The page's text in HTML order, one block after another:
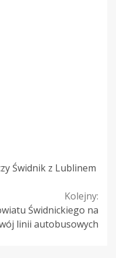
Świdnik z Lublinem
Kolejny:
Świdnickiego na
linii autobusowych